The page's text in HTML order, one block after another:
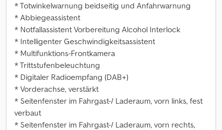
* Totwinkelwarnung beidseitig und Anfahrwarnung
* Abbiegeassistent
* Notfallassistent Vorbereitung Alcohol Interlock
* Intelligenter Geschwindigkeitsassistent
* Multifunktions-Frontkamera
* Trittstufenbeleuchtung
* Digitaler Radioempfang (DAB+)
* Vorderachse, verstärkt
* Seitenfenster im Fahrgast-/ Laderaum, vorn links, fest
verbaut
* Seitenfenster im Fahrgast-/ Laderaum, vorn rechts,